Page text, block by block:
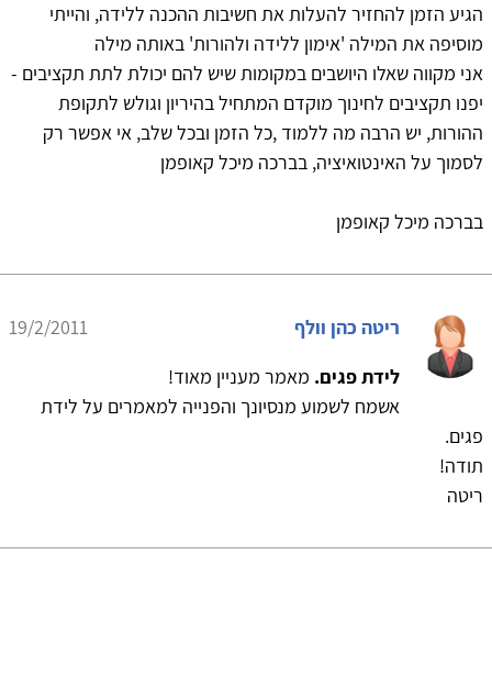
הגיע הזמן להחזיר להעלות את חשיבות ההכנה ללידה, והייתי
מוסיפה את המילה 'אימון ללידה ולהורות' באותה מילה
אני מקווה שאלו היושבים במקומות שיש להם יכולת לתת תקציבים -
יפנו תקציבים לחינוך מוקדם המתחיל בהיריון וגולש לתקופת
ההורות, יש הרבה מה ללמוד ,כל הזמן ובכל שלב, אי אפשר רק
לסמוך על האינטואיציה, בברכה מיכל קאופמן
בברכה מיכל קאופמן
ריטה כהן וולף
19/2/2011
לידת פגים. מאמר מעניין מאוד!
אשמח לשמוע מנסיונך והפנייה למאמרים על לידת
פגים.
תודה!
ריטה